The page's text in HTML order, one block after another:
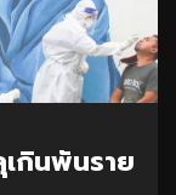
เกินพันราย